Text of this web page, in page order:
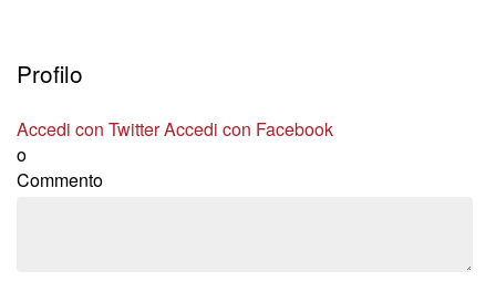
Profilo
Accedi con TwitterAccedi con Facebook
o
Commento